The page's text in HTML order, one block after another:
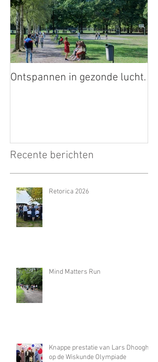
Ontspannen in gezonde lucht.
Recente berichten
Retorica 2026
Mind Matters Run
Knappe prestatie van Lars Dhooghe
op de Wiskunde Olympiade